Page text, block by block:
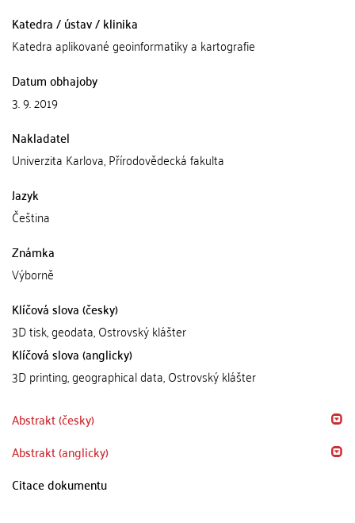
Katedra / ústav / klinika
Katedra aplikované geoinformatiky a kartografie
Datum obhajoby
3. 9. 2019
Nakladatel
Univerzita Karlova, Přírodovědecká fakulta
Jazyk
Čeština
Známka
Výborně
Klíčová slova (česky)
3D tisk, geodata, Ostrovský klášter
Klíčová slova (anglicky)
3D printing, geographical data, Ostrovský klášter
Abstrakt (česky)
Abstrakt (anglicky)
Citace dokumentu